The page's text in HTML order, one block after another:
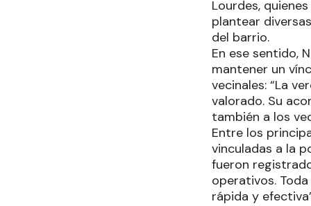
Lourdes,
plantear
del barrio.
En ese sentido,
mantener un
vecinales: “La
valorado. Su
también a los
Entre los
vinculadas a la
fueron
operativos.
rápida y